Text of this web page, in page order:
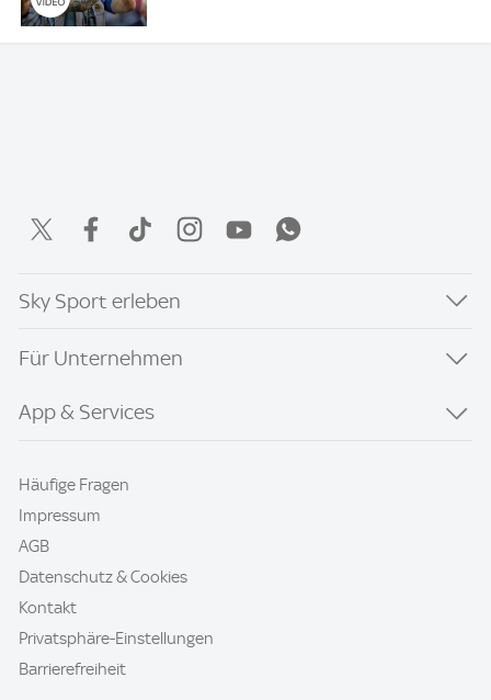
Sky Sport erleben
Für Unternehmen
App & Services
Häufige Fragen
Impressum
AGB
Datenschutz & Cookies
Kontakt
Privatsphäre-Einstellungen
Barrierefreiheit